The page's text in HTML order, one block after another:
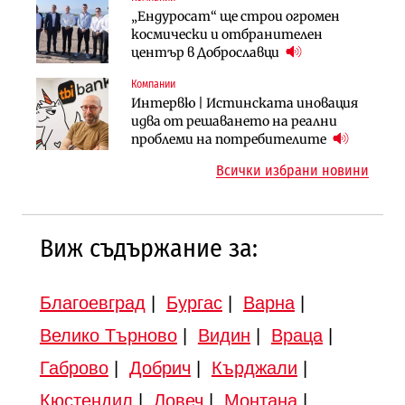
„Ендуросат“ ще строи огромен
космически и отбранителен
център в Доброславци
Компании
Интервю | Истинската иновация
идва от решаването на реални
проблеми на потребителите
Компании
„Хювефарма“ подписа договор за
придобиване на Euroapi Italy
Инфраструктура
АПИ възложи промяната на
парцеларния план за
Публични финанси
След 20 години застой: Данъчните
оценки на имотите може да бъдат
Инфраструктура
Вторият мост над Варненското
езеро става част от бъдещата
Всички избрани новини
Виж съдържание за:
Благоевград Бургас| Варна|
Велико Търново| Видин Враца|
Габрово| Добрич Кърджали
Кюстендил
Ловеч Монтана